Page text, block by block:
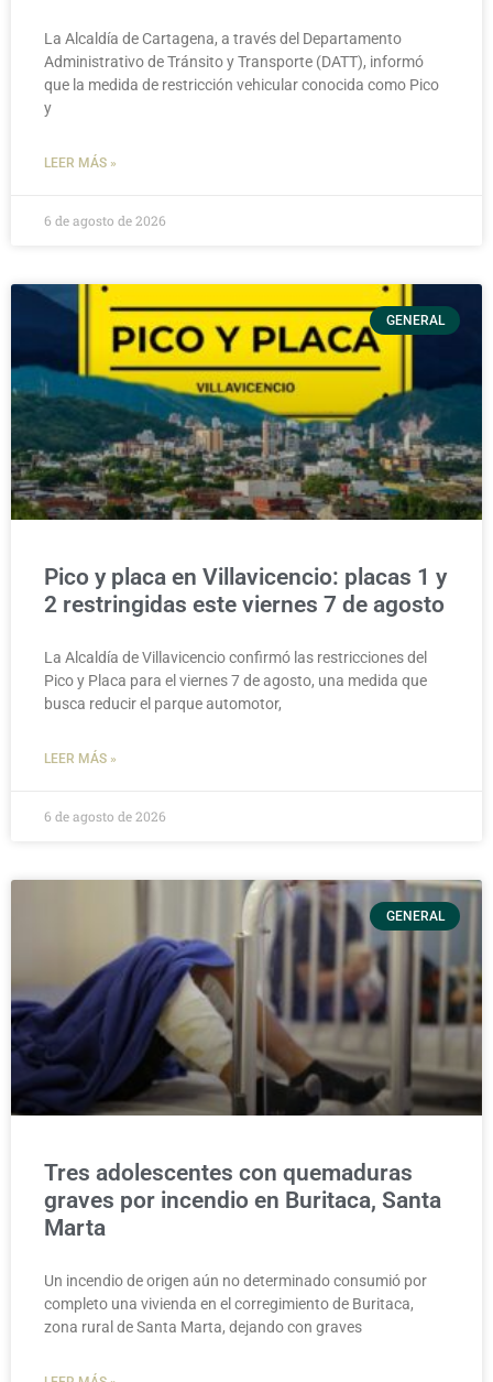
La Alcaldía de Cartagena, a través del Departamento
Administrativo de Tránsito y Transporte (DATT), informó
que la medida de restricción vehicular conocida como Pico
y
LEER MÁS »
6 de agosto de 2026
GENERAL
Pico y placa en Villavicencio: placas 1 y
2 restringidas este viernes 7 de agosto
La Alcaldía de Villavicencio confirmó las restricciones del
Pico y Placa para el viernes 7 de agosto, una medida que
busca reducir el parque automotor,
LEER MÁS »
6 de agosto de 2026
GENERAL
Tres adolescentes con quemaduras
graves por incendio en Buritaca, Santa
Marta
Un incendio de origen aún no determinado consumió por
completo una vivienda en el corregimiento de Buritaca,
zona rural de Santa Marta, dejando con graves